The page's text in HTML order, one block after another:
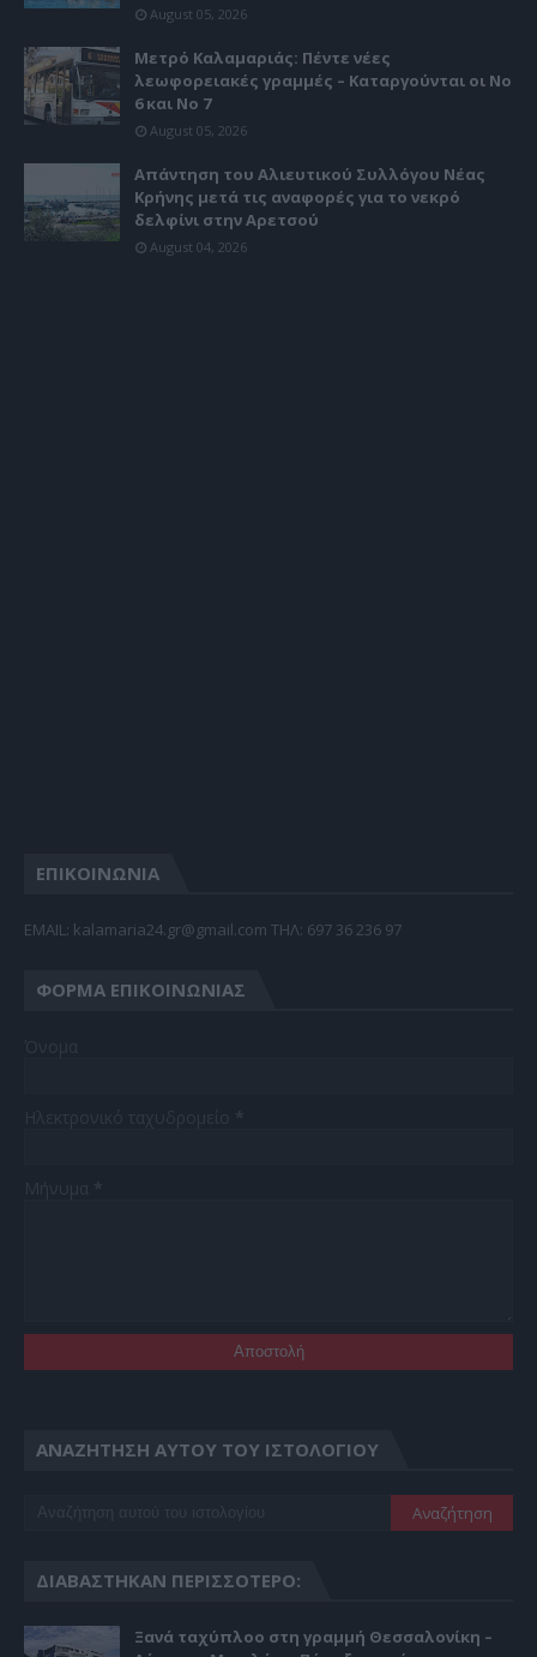
August 05, 2026
Μετρό Καλαμαριάς: Πέντε νέες
λεωφορειακές γραμμές – Καταργούνται οι Νο
6 και Νο 7
August 05, 2026
Απάντηση του Αλιευτικού Συλλόγου Νέας
Κρήνης μετά τις αναφορές για το νεκρό
δελφίνι στην Αρετσού
August 04, 2026
ΕΠΙΚΟΙΝΩΝΙΑ
EMAIL: kalamaria24.gr@gmail.com TΗΛ: 697 36 236 97
ΦΌΡΜΑ ΕΠΙΚΟΙΝΩΝΊΑΣ
ΑΝΑΖΉΤΗΣΗ ΑΥΤΟΎ ΤΟΥ ΙΣΤΟΛΟΓΊΟΥ
ΔΙΑΒΆΣΤΗΚΑΝ ΠΕΡΙΣΣΌΤΕΡΟ:
Ξανά ταχύπλοο στη γραμμή Θεσσαλονίκη –